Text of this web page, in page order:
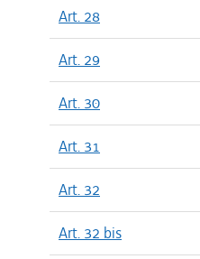
Art. 28
Art. 29
Art. 30
Art. 31
Art. 32
Art. 32 bis